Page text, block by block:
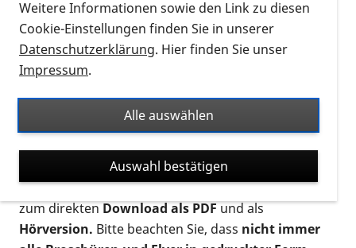
für blinde und sehbehinderte Menschen an.
Auf dieser Seite finden Sie sämtliches Infomaterial
Ort. Nutzen Sie den Formatfilter, um ausschließlich
nach Flyern und Broschüren, Audios oder Videos zu
suchen. Die meisten Flyer und Broschüren werden in
verschiedenen Formaten angeboten: zur
postalischen Bestellung als gedruckte Variante
zum direktenDownload als PDFund als
Hörversion. Bitte beachten Sie, dass nicht immer
Weitere Informationen sowie den Link zu diesen
Cookie-Einstellungen finden Sie in unserer
Datenschutzerklärung. Hier finden Sie unser
Impressum.
Alle auswählen
Auswahl bestätigen